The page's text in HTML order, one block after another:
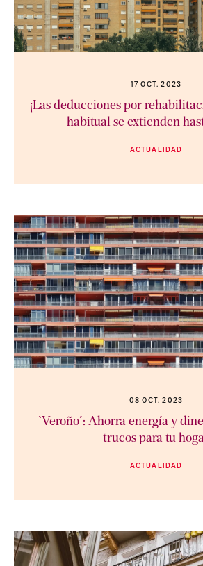
17 OCT. 2023
¡Las deducciones por
habitual se extienden
ACTUALIDAD
08 OCT. 2023
`Veroño´: Ahorra energía y
trucos para tu
ACTUALIDAD